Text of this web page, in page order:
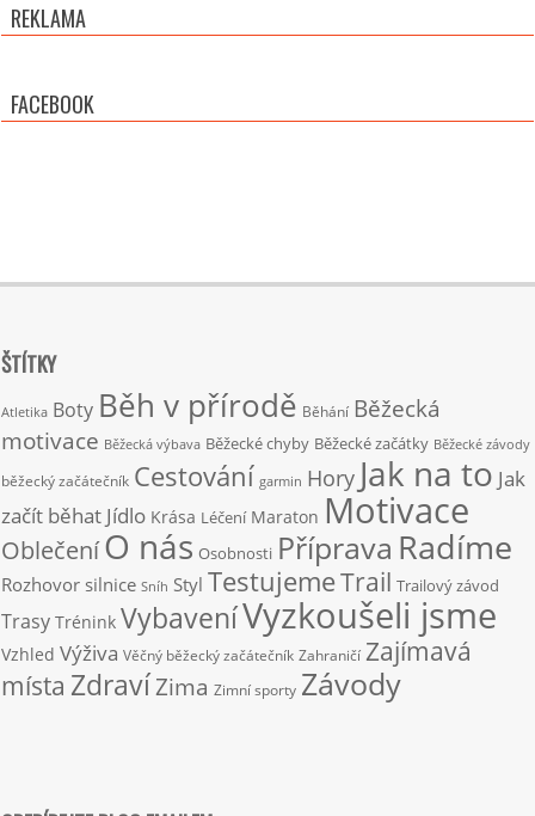
REKLAMA
FACEBOOK
ŠTÍTKY
Atletika Boty Běh v přírodě Běhání Běžecká
motivace Běžecká výbava Běžecké chyby Běžecké začátky Běžecké závody
běžecký začátečník Cestování garmin Hory Jak na to Jak
začít běhat Jídlo Krása Léčení Maraton Motivace
OblečeníO nás Osobnosti Příprava Radíme
Rozhovor silnice Sníh Styl TestujemeTrail Trailový závod
Trasy Trénink VybaveníVyzkoušeli jsme
Vzhled Výživa Věčný běžecký začátečník Zahraničí Zajímavá
místa ZdravíZima Zimní sporty Závody